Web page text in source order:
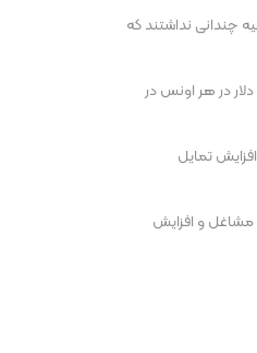
مواجه خواهد شد. بازارها واکنش اولیه چندانی نداشتند که
دستور کار تعرفه‌های ترامپ و نگرانی‌ها در مورد جنگ تجاری جهانی، عامل اصلی افزایش حدود یک چهارمی قیمت طلا در سال میلادی جاری از جمله رسیدن به بالاترین رکوردش یعنی بالای ۳۵۰۰ دلار در هر اونس در
تمایل
مشاغل و افزایش